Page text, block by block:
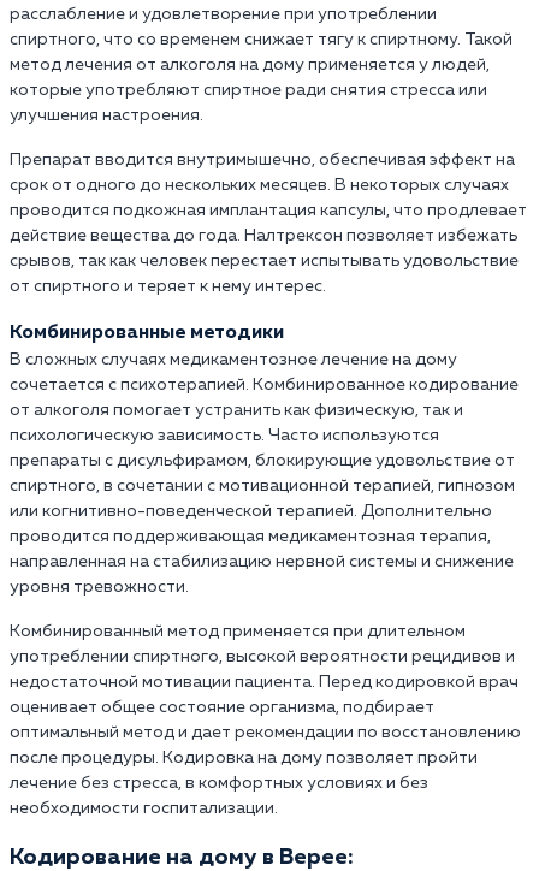
расслабление и удовлетворение при употреблении
спиртного, что со временем снижает тягу к спиртному. Такой
метод лечения от алкоголя на дому применяется у людей,
которые употребляют спиртное ради снятия стресса или
улучшения настроения.
Препарат вводится внутримышечно, обеспечивая эффект на
срок от одного до нескольких месяцев. В некоторых случаях
проводится подкожная имплантация капсулы, что продлевает
действие вещества до года. Налтрексон позволяет избежать
срывов, так как человек перестает испытывать удовольствие
от спиртного и теряет к нему интерес.
Комбинированные методики
В сложных случаях медикаментозное лечение на дому
сочетается с психотерапией. Комбинированное кодирование
от алкоголя помогает устранить как физическую, так и
психологическую зависимость. Часто используются
препараты с дисульфирамом, блокирующие удовольствие от
спиртного, в сочетании с мотивационной терапией, гипнозом
или когнитивно-поведенческой терапией. Дополнительно
проводится поддерживающая медикаментозная терапия,
направленная на стабилизацию нервной системы и снижение
уровня тревожности.
Комбинированный метод применяется при длительном
употреблении спиртного, высокой вероятности рецидивов и
недостаточной мотивации пациента. Перед кодировкой врач
оценивает общее состояние организма, подбирает
оптимальный метод и дает рекомендации по восстановлению
после процедуры. Кодировка на дому позволяет пройти
лечение без стресса, в комфортных условиях и без
необходимости госпитализации.
Кодирование на дому в Верее: